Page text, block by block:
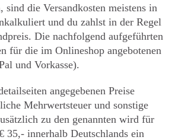
sind die Versandkosten meistens in
und du zahlst in der Regel
Die nachfolgend aufgeführten
für die im Onlineshop angebotenen
und Vorkasse).
angegebenen Preise
Mehrwertsteuer und sonstige
zu den genannten wird für
35,- innerhalb Deutschlands ein